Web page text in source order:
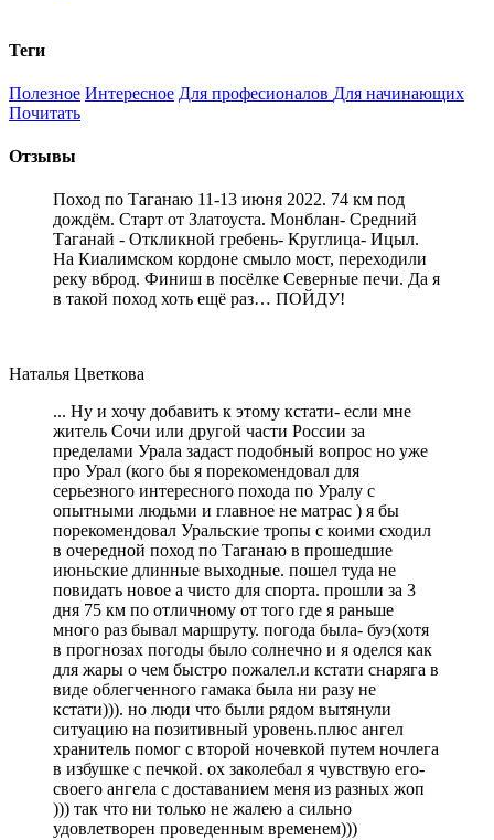
Теги
Полезное Интересное Для професионалов Для начинающих
Почитать
Отзывы
Поход по Таганаю 11-13 июня 2022. 74 км под
дождём. Старт от Златоуста. Монблан- Средний
Таганай - Откликной гребень- Круглица- Ицыл.
На Киалимском кордоне смыло мост, переходили
реку вброд. Финиш в посёлке Северные печи. Да я
в такой поход хоть ещё раз… ПОЙДУ!
Наталья Цветкова
... Ну и хочу добавить к этому кстати- если мне
житель Сочи или другой части России за
пределами Урала задаст подобный вопрос но уже
про Урал (кого бы я порекомендовал для
серьезного интересного похода по Уралу с
опытными людьми и главное не матрас ) я бы
порекомендовал Уральские тропы с коими сходил
в очередной поход по Таганаю в прошедшие
июньские длинные выходные. пошел туда не
повидать новое а чисто для спорта. прошли за 3
дня 75 км по отличному от того где я раньше
много раз бывал маршруту. погода была- буэ(хотя
в прогнозах погоды было солнечно и я оделся как
для жары о чем быстро пожалел.и кстати снаряга в
виде облегченного гамака была ни разу не
кстати))). но люди что были рядом вытянули
ситуацию на позитивный уровень.плюс ангел
хранитель помог с второй ночевкой путем ночлега
в избушке с печкой. ох заколебал я чувствую его-
своего ангела с доставанием меня из разных жоп
))) так что ни только не жалею а сильно
удовлетворен проведенным временем)))